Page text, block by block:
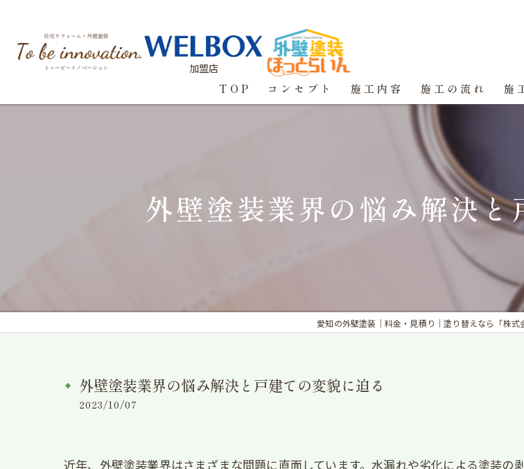
加盟店
TOP コンセプト 施工内容 施工の流れ 施
外壁塗装業界の悩み解決と
愛知の外壁塗装｜料金・見積り｜塗り替えなら「株
外壁塗装業界の悩み解決と戸建ての変貌に迫る
2023/10/07
近年、外壁塗装業界はさまざまな問題に直面しています。水漏れや劣化による塗装